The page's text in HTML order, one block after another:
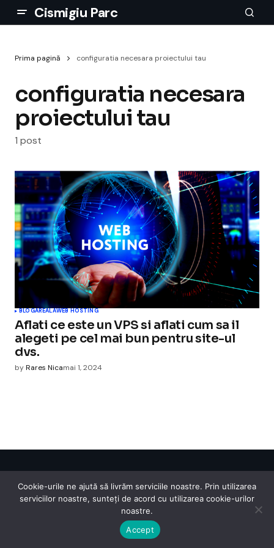
Cismigiu Parc
Prima pagină configuratia necesara proiectului tau
configuratia necesara
proiectului tau
1 post
BLOGAREALAWEB HOSTING
Aflati ce este un VPS si aflati cum sa il
alegeti pe cel mai bun pentru site-ul
dvs.
byRares Nicamai 1, 2024
Cismigiu Parc
© 2024 CismigiuParc. All Rights Reserved.
InternetLegislatieMedicalModaSarbatori TelefoaneContact
Cookie-urile ne ajută să livrăm serviciile noastre. Prin utilizarea
serviciilor noastre, sunteți de acord cu utilizarea cookie-urilor
noastre.
Accept